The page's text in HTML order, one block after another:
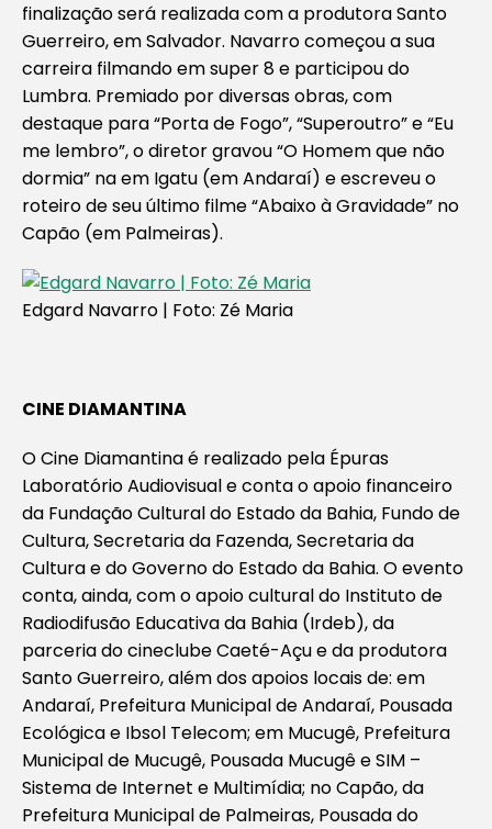
finalização será realizada com a produtora Santo
Guerreiro, em Salvador. Navarro começou a sua
carreira filmando em super 8 e participou do
Lumbra. Premiado por diversas obras, com
destaque para “Porta de Fogo”, “Superoutro” e “Eu
me lembro”, o diretor gravou “O Homem que não
dormia” na em Igatu (em Andaraí) e escreveu o
roteiro de seu último filme “Abaixo à Gravidade” no
Capão (em Palmeiras).
Edgard Navarro | Foto: Zé Maria
CINE DIAMANTINA
O Cine Diamantina é realizado pela Épuras
Laboratório Audiovisual e conta o apoio financeiro
da Fundação Cultural do Estado da Bahia, Fundo de
Cultura, Secretaria da Fazenda, Secretaria da
Cultura e do Governo do Estado da Bahia. O evento
conta, ainda, com o apoio cultural do Instituto de
Radiodifusão Educativa da Bahia (Irdeb), da
parceria do cineclube Caeté-Açu e da produtora
Santo Guerreiro, além dos apoios locais de: em
Andaraí, Prefeitura Municipal de Andaraí, Pousada
Ecológica e Ibsol Telecom; em Mucugê, Prefeitura
Municipal de Mucugê, Pousada Mucugê e SIM –
Sistema de Internet e Multimídia; no Capão, da
Prefeitura Municipal de Palmeiras, Pousada do